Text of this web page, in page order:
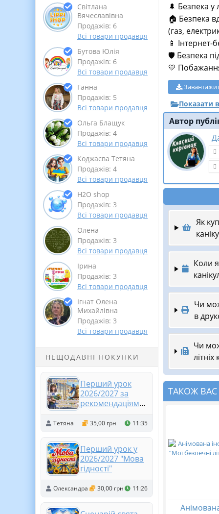
Світлана
Вячеславівна
Продажів: 6
Всі товари продавця
Бутова Юлія
Продажів: 6
Всі товари продавця
Ганна
Продажів: 5
Всі товари продавця
Ольга Блащук
Продажів: 4
Всі товари продавця
Коджаєва Тетяна
Продажів: 4
Всі товари продавця
Н2О shop
Продажів: 3
Всі товари продавця
Олена
Продажів: 3
Всі товари продавця
Ірина
Продажів: 3
Всі товари продавця
Ігнат Олена
Михайлівна
Продажів: 3
Всі товари продавця
НЕЩОДАВНІ ПОКУПКИ
Перший урок
2026/2027 за
рекомендаціями
МОН 5-11 клас.
Презентація +
розтяжка +
роздатковий +
оформлення
Тетяна 35,00 грн 11:35
Перший урок у
2026/2027 "Мова
гідності"
Олександра 30,00 грн 11:26
🌲 Безпека у
🏠 Безпека
(газ,
📱 Інтернет-
🛡 Безпека
💛
Показати
Автор
Як
Коли
Чи
в
Чи
ТАКОЖ